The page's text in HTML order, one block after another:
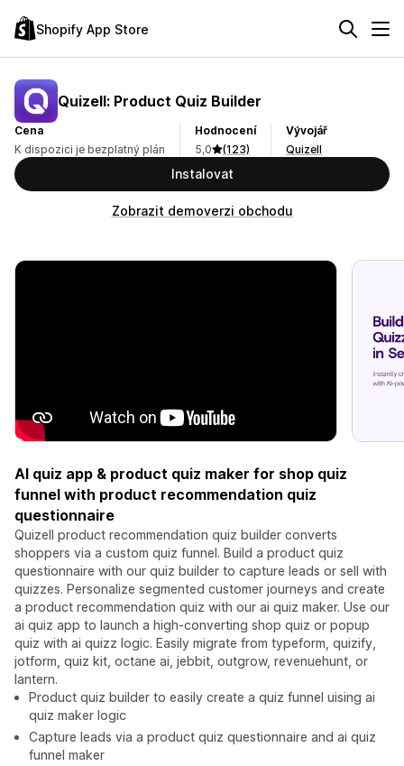
Shopify App Store
Quizell: Product Quiz Builder
Cena
K dispozici je bezplatný plán
Hodnocení
5,0
(123)
Vývojář
Quizell
Instalovat
Zobrazit demoverzi obchodu
AI quiz app & product quiz maker for shop quiz
funnel with product recommendation quiz
questionnaire
Quizell product recommendation quiz builder converts
shoppers via a custom quiz funnel. Build a product quiz
questionnaire with our quiz builder to capture leads or sell with
quizzes. Personalize segmented customer journeys and create
a product recommendation quiz with our ai quiz maker. Use our
ai quiz app to launch a high-converting shop quiz or popup
quiz with ai quizz logic. Easily migrate from typeform, quizify,
jotform, quiz kit, octane ai, jebbit, outgrow, revenuehunt, or
lantern.
Product quiz builder to easily create a quiz funnel uising ai
quiz maker logic
Capture leads via a product quiz questionnaire and ai quiz
funnel maker